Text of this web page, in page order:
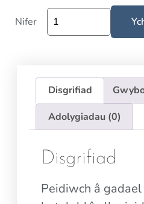
Nifer
Disgrifiad
Adolygiadau (0)
Disgrifiad
Peidiwch â